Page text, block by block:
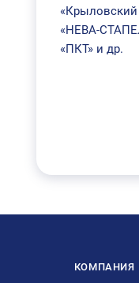
«НЕВА-
«ПКТ» и др.
КОМПАНИЯ